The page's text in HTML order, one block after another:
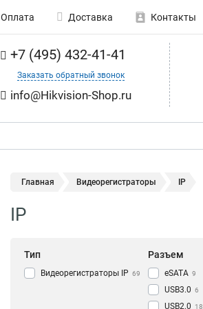
Оплата Доставка Контакты
+7 (495) 432-41-41
Заказать обратный звонок
info@Hikvision-Shop.ru
Главная Видеорегистраторы IP
IP
Тип
Видеорегистраторы IP 69
Разъем
eSATA 9
USB3.0 6
USB2.0 18